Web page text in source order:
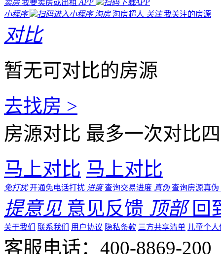
卖房 我要卖房或出租 APP
扫码下载APP
小程序
扫码进入小程序 淘房 淘房超人 关注 我关注的房源
对比
暂无可对比的房源
去找房 >
房源对比 最多一次对比
马上对比 马上对比
免打扰 开通免电话打扰 进度 查询交易进度 真伪 查询房源真伪
提意见 意见反馈 顶部 回
关于我们 联系我们 用户协议 隐私条款 三方共享清单 儿童个
客服电话：400-8869-200